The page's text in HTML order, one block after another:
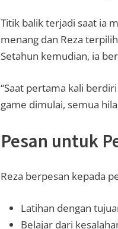
Titik balik terjadi saat ia
menang dan Reza
Setahun kemudian, ia
“Saat pertama kali
game dimulai, semua
Pesan untuk
Reza berpesan kepada
Latihan dengan
Belajar dari